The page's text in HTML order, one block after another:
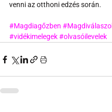
venni az otthoni edzés során.
#Magdiagőzben #Magdiválaszol
#vidékimelegek#olvasóilevelek